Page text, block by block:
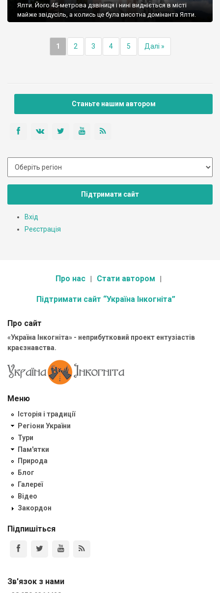
Ялти. Його 45-метрова дзвіниця і нині видніється в місті
майже звідусіль, а колись це була висотна домінанта Ялти.
1 2 3 4 5 Далі »
Станьте нашим автором
Підтримати сайт
Вхід
Реєстрація
Про нас Стати автором
Підтримати сайт “Україна Інкогніта”
Про сайт
«Україна Інкогніта» - неприбутковий проект ентузіастів
краєзнавства.
Меню
Історія і традиції
Регіони України
Тури
Пам'ятки
Природа
Блог
Галереї
Відео
Закордон
Підпишіться
Зв'язок з нами